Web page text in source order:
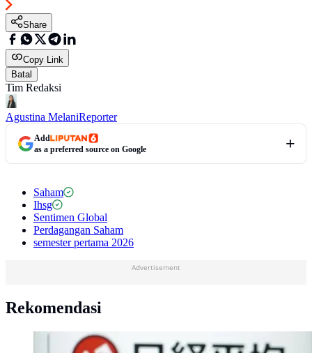
Share
Copy Link
Batal
Tim Redaksi
Agustina MelaniReporter
Add
as a preferred source on Google
Saham
Ihsg
Sentimen Global
Perdagangan Saham
semester pertama 2026
Advertisement
Rekomendasi